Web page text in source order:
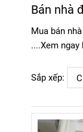
Bán nhà
Mua bán
....Xem
Sắp xếp: